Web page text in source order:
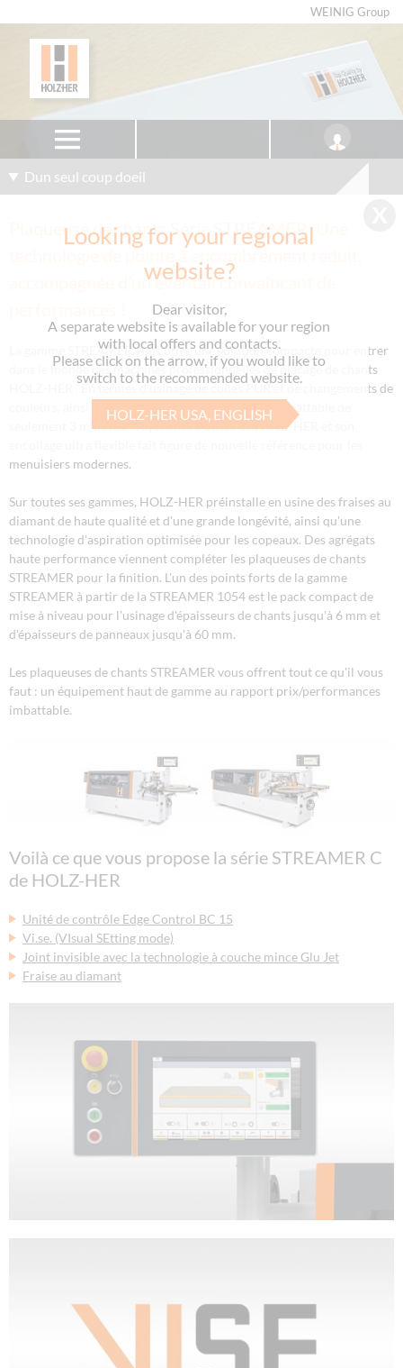
WEINIG Group
Looking for your regional
website?
Dear visitor,
A separate website is available for your region
with local offers and contacts.
Please click on the arrow, if you would like to
switch to the recommended website.
HOLZ-HER USA, ENGLISH
Dun seul coup doeil
Plaqueuse de chants Série STREAMER: Une
technologie de pointe à encombrement réduit,
accompagnée d’un éventail convaincant de
La gamme STREAMER vous offre une solution compacte pour entrer
dans le monde des machines professionnelles de placage de chants
HOLZ-HER . En termes d'usinage de colles PUR et de changements de
couleurs, ainsi qu'avec son un temps de chauffe imbattable de
seulement 3 minutes, le systèmes à buses de HOLZ-HER et son
menuisiers modernes.
Sur toutes ses gammes, HOLZ-HER préinstalle en usine des fraises au
diamant de haute qualité et d'une grande longévité, ainsi qu'une
technologie d'aspiration optimisée pour les copeaux. Des agrégats
haute performance viennent compléter les plaqueuses de chants
STREAMER pour la finition. L'un des points forts de la gamme
STREAMER à partir de la STREAMER 1054 est le pack compact de
mise à niveau pour l'usinage d'épaisseurs de chants jusqu'à 6 mm et
d'épaisseurs de panneaux jusqu'à 60 mm.
Les plaqueuses de chants STREAMER vous offrent tout ce qu'il vous
faut : un équipement haut de gamme au rapport prix/performances
imbattable.
Voilà ce que vous propose la série STREAMER C
de HOLZ-HER
Unité de contrôle Edge Control BC 15
Vi.se. (VIsual SEtting mode)
Joint invisible avec la technologie à couche mince Glu Jet
Fraise au diamant